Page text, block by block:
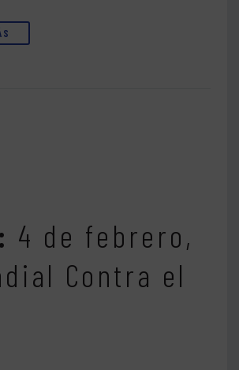
4 de febrero,
Contra el